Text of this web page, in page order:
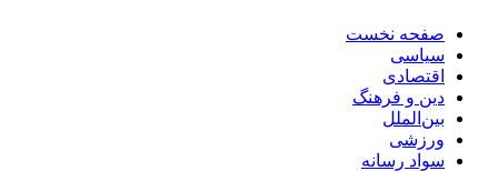
صفحه نخست
سیاسی
اقتصادی
دین و فرهنگ
بین‌الملل
ورزشی
سواد رسانه